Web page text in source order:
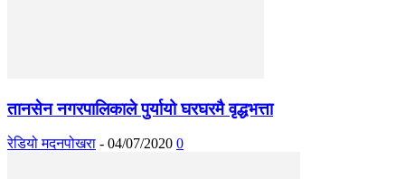
तानसेन नगरपालिकाले पुर्यायो घरघरमै वृद्धभत्ता
रेडियो मदनपोखरा - 04/07/2020 0